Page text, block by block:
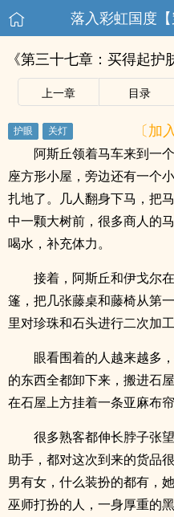
落入彩虹国度【
《第三十七章：买得起护
上一章 目录
〔加
阿斯丘领着马车来到一
座方形小屋，旁边还有一个
扎地了。几人翻身下马，把
中一颗大树前，很多商人的
喝水，补充体力。
接着，阿斯丘和伊戈尔
篷，把几张藤桌和藤椅从第
里对珍珠和石头进行二次加工
眼看围着的人越来越多
的东西全都卸下来，搬进石
在石屋上方挂着一条亚麻布帘
很多熟客都伸长脖子张
助手，都对这次到来的货品
男有女，什么装扮的都有，
巫师打扮的人，一身厚重的